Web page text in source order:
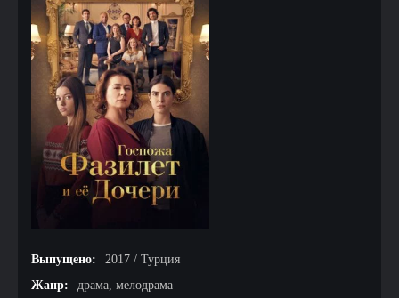
Выпущено:
2017 / Турция
Жанр:
драма, мелодрама